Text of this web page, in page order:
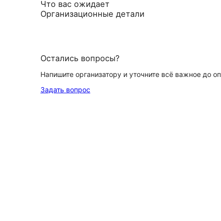
Что вас ожидает
Организационные детали
Остались вопросы?
Напишите организатору и уточните всё важное до
Задать вопрос